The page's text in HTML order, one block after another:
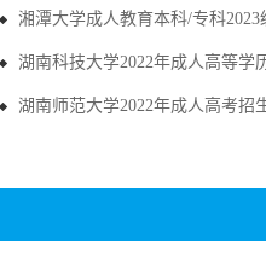
湘潭大学成人教育本科/专科
湖南科技大学2022年成人高等学
湖南师范大学2022年成人高考招